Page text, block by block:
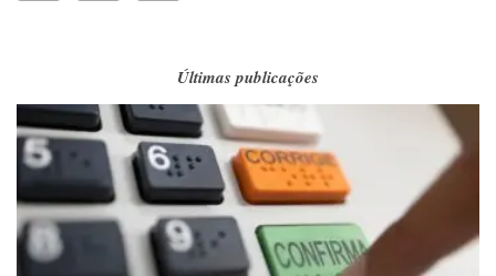
Últimas publicações